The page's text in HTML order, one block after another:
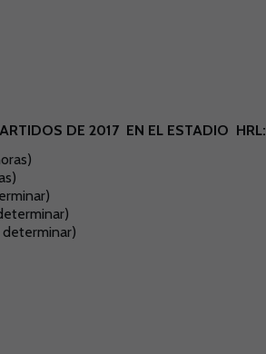
DE 2017 EN EL ESTADIO HRL: